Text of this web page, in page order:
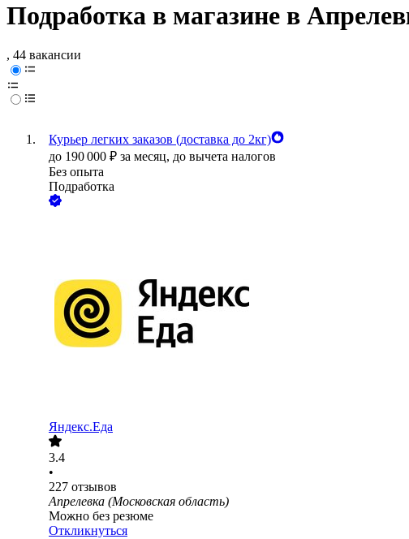
Подработка в магазине в
, 44 вакансии
Курьер легких заказов (доставка до 2кг)
до 190 000 ₽ за месяц, до вычета налогов
Без опыта
Подработка
Яндекс.Еда
3.4
•
227 отзывов
Апрелевка (Московская область)
Можно без резюме
Откликнуться